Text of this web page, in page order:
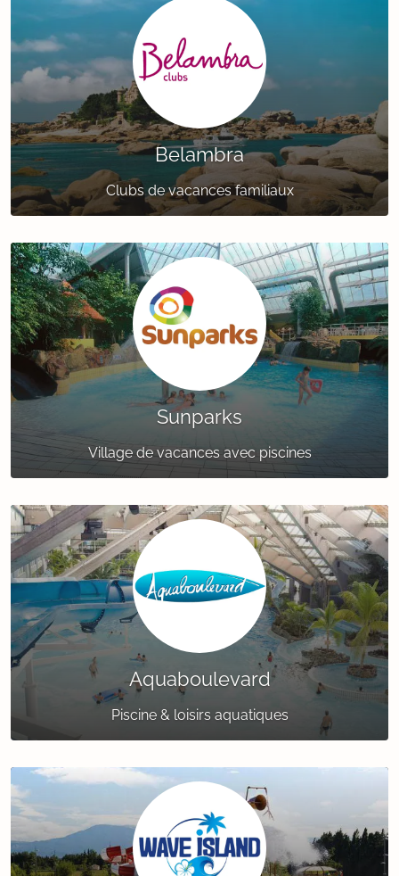
Belambra
Clubs de vacances familiaux
Sunparks
Village de vacances avec piscines
Aquaboulevard
Piscine & loisirs aquatiques